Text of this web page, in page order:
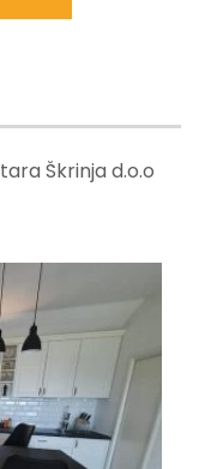
Škrinja d.o.o